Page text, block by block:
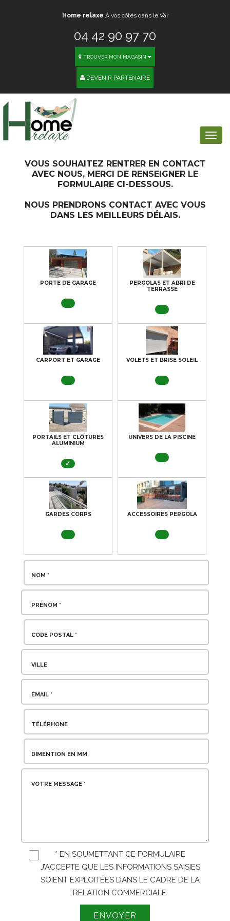
Home relaxe À vos côtés dans le Var
04 42 90 97 70
TROUVER MON MAGASIN
DEVENIR PARTENAIRE
VOUS SOUHAITEZ RENTRER EN CONTACT
AVEC NOUS, MERCI DE RENSEIGNER LE
FORMULAIRE CI-DESSOUS.
NOUS PRENDRONS CONTACT AVEC VOUS
DANS LES MEILLEURS DÉLAIS.
PORTE DE GARAGE
PERGOLAS ET ABRI DE
TERRASSE
CARPORT ET GARAGE VOLETS ET BRISE SOLEIL
PORTAILS ET CLÔTURES
ALUMINIUM
✓
UNIVERS DE LA PISCINE
GARDES CORPS ACCESSOIRES PERGOLA
NOM *
PRÉNOM *
CODE POSTAL *
VILLE
EMAIL *
TÉLÉPHONE
DIMENTION EN MM
VOTRE MESSAGE *
* EN SOUMETTANT CE FORMULAIRE
J’ACCEPTE QUE LES INFORMATIONS SAISIES
SOIENT EXPLOITÉES DANS LE CADRE DE LA
RELATION COMMERCIALE.
ENVOYER